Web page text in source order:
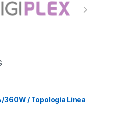
360W / Topología Línea